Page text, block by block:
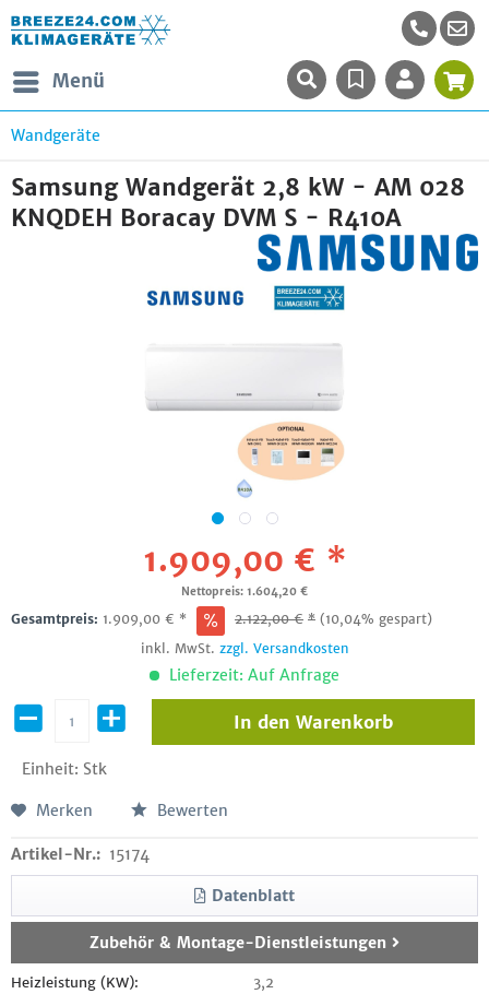
Menü
Wandgeräte
Samsung Wandgerät 2,8 kW - AM 028
KNQDEH Boracay DVM S - R410A
1.909,00 € *
Nettopreis: 1.604,20 €
Gesamtpreis: 1.909,00 € * 2.122,00€ * (10,04% gespart)
inkl. MwSt. zzgl. Versandkosten
Lieferzeit: Auf Anfrage
Einheit: Stk
In den Warenkorb
Merken Bewerten
Artikel-Nr.: 15174
Datenblatt
Zubehör & Montage-Dienstleistungen
Heizleistung (KW): 3,2